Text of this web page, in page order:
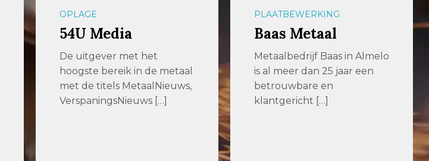
OPLAGE
54U Media
De uitgever met het
hoogste bereik in de metaal
met de titels MetaalNieuws,
VerspaningsNieuws […]
PLAATBEWERKING
Baas Metaal
Metaalbedrijf Baas in Almelo
is al meer dan 25 jaar een
betrouwbare en
klantgericht […]